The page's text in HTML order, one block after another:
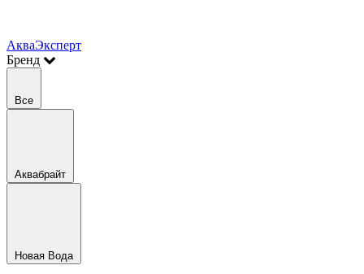
АкваЭксперт
Бренд
Все
Аквабрайт
Новая Вода